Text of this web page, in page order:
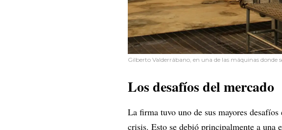
Gilberto Valderrábano, en una de las máquinas donde
Los desafíos del mercado
La firma tuvo uno de sus mayores
crisis. Esto se debió principalmente a una